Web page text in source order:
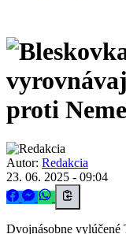
proti
Autor: Redakcia
23. 06. 2025 - 09:04
Dvojnásobne vylúčené